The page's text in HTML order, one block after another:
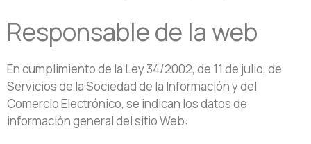
Responsable de la web
En cumplimiento de la Ley 34/2002, de 11 de julio, de
Servicios de la Sociedad de la Información y del
Comercio Electrónico, se indican los datos de
información general del sitio Web: